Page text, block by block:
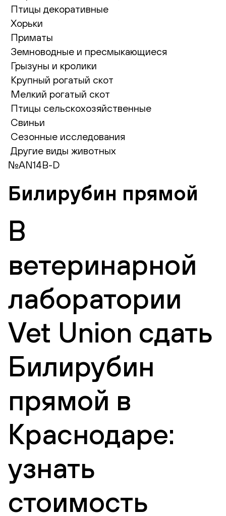
Птицы декоративные
Хорьки
Приматы
Земноводные и пресмыкающиеся
Грызуны и кролики
Крупный рогатый скот
Мелкий рогатый скот
Птицы сельскохозяйственные
Свиньи
Сезонные исследования
Другие виды животных
№AN14B-D
Билирубин прямой
В
ветеринарной
лаборатории
Vet Union сдать
Билирубин
прямой в
Краснодаре:
узнать
стоимость